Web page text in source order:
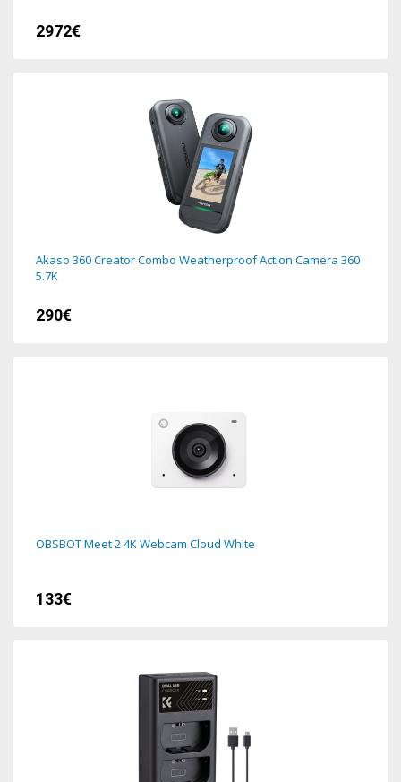
2972€
Akaso 360 Creator Combo Weatherproof Action Camera 360
5.7K
290€
OBSBOT Meet 2 4K Webcam Cloud White
133€